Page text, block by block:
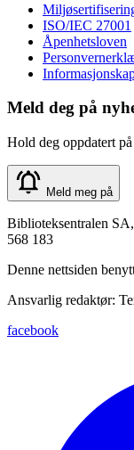
ISO/IEC 27001
Åpenhetsloven
Meld deg på
Hold deg oppdatert
Meld meg på
Biblioteksentralen
568 183
Denne nettsiden
Ansvarlig redaktør:
facebook